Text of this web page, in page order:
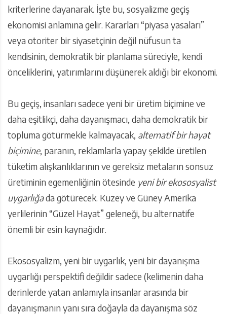
kriterlerine dayanarak. İşte bu, sosyalizme geçiş
ekonomisi anlamına gelir. Kararları “piyasa yasaları”
veya otoriter bir siyasetçinin değil nüfusun ta
kendisinin, demokratik bir planlama süreciyle, kendi
önceliklerini, yatırımlarını düşünerek aldığı bir ekonomi.
Bu geçiş, insanları sadece yeni bir üretim biçimine ve
daha eşitlikçi, daha dayanışmacı, daha demokratik bir
topluma götürmekle kalmayacak, alternatif bir hayat
biçimine, paranın, reklamlarla yapay şekilde üretilen
tüketim alışkanlıklarının ve gereksiz metaların sonsuz
üretiminin egemenliğinin ötesinde yeni bir ekososyalist
uygarlığada götürecek. Kuzey ve Güney Amerika
yerlilerinin “Güzel Hayat” geleneği, bu alternatife
önemli bir esin kaynağıdır.
Ekososyalizm, yeni bir uygarlık, yeni bir dayanışma
uygarlığı perspektifi değildir sadece (kelimenin daha
derinlerde yatan anlamıyla insanlar arasında bir
dayanışmanın yanı sıra doğayla da dayanışma söz